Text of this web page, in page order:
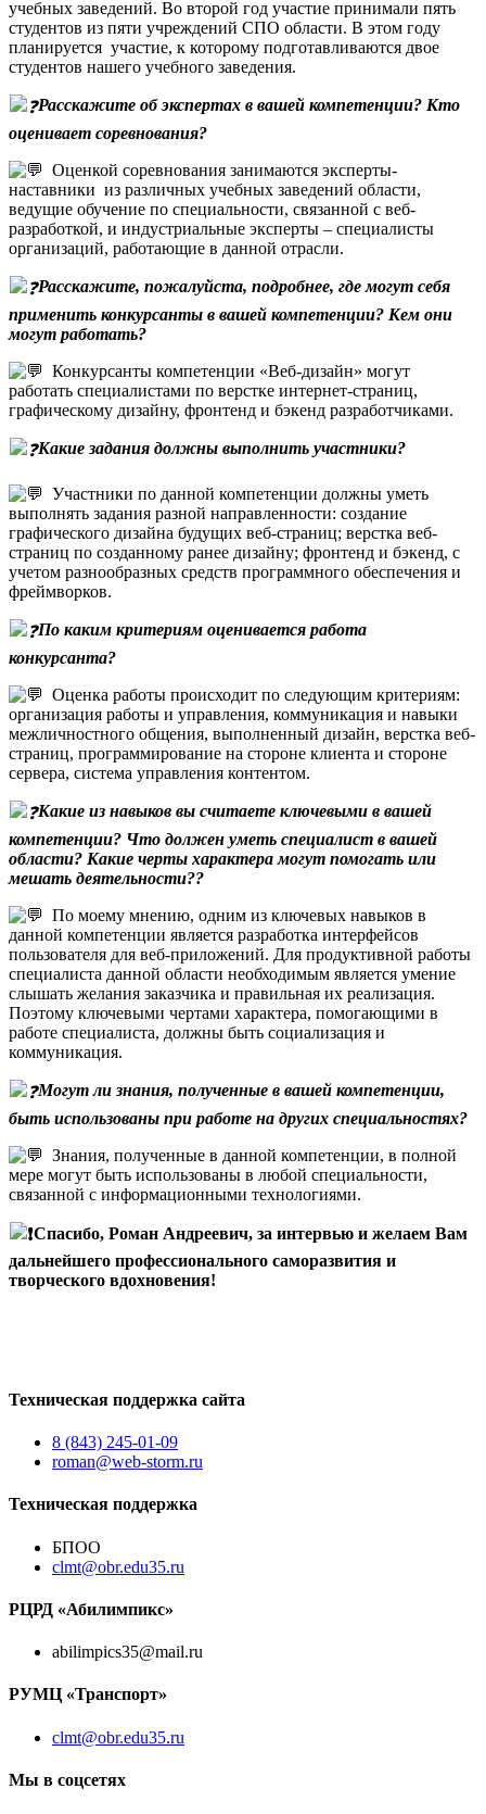
учебных заведений. Во второй год участие принимали пять
студентов из пяти учреждений СПО области. В этом году
планируется участие, к которому подготавливаются двое
студентов нашего учебного заведения.
Расскажите об экспертах в вашей компетенции? Кто
оценивает соревнования?
Оценкой соревнования занимаются эксперты-
наставники из различных учебных заведений области,
ведущие обучение по специальности, связанной с веб-
разработкой, и индустриальные эксперты – специалисты
организаций, работающие в данной отрасли.
Расскажите, пожалуйста, подробнее, где могут себя
применить конкурсанты в вашей компетенции? Кем они
могут работать?
Конкурсанты компетенции «Веб-дизайн» могут
работать специалистами по верстке интернет-страниц,
графическому дизайну, фронтенд и бэкенд разработчиками.
Какие задания должны выполнить участники?
Участники по данной компетенции должны уметь
выполнять задания разной направленности: создание
графического дизайна будущих веб-страниц; верстка веб-
страниц по созданному ранее дизайну; фронтенд и бэкенд, с
учетом разнообразных средств программного обеспечения и
фреймворков.
По каким критериям оценивается работа
конкурсанта?
Оценка работы происходит по следующим критериям:
организация работы и управления, коммуникация и навыки
межличностного общения, выполненный дизайн, верстка веб-
страниц, программирование на стороне клиента и стороне
сервера, система управления контентом.
Какие из навыков вы считаете ключевыми в вашей
компетенции? Что должен уметь специалист в вашей
области? Какие черты характера могут помогать или
мешать деятельности??
По моему мнению, одним из ключевых навыков в
данной компетенции является разработка интерфейсов
пользователя для веб-приложений. Для продуктивной работы
специалиста данной области необходимым является умение
слышать желания заказчика и правильная их реализация.
Поэтому ключевыми чертами характера, помогающими в
работе специалиста, должны быть социализация и
коммуникация.
Могут ли знания, полученные в вашей компетенции,
быть использованы при работе на других специальностях?
Знания, полученные в данной компетенции, в полной
мере могут быть использованы в любой специальности,
связанной с информационными технологиями.
Спасибо, Роман Андреевич, за интервью и желаем Вам
дальнейшего профессионального саморазвития и
творческого вдохновения!
Техническая поддержка сайта
8 (843) 245-01-09
roman@web-storm.ru
Техническая поддержка
БПОО
clmt@obr.edu35.ru
РЦРД «Абилимпикс»
abilimpics35@mail.ru
РУМЦ «Транспорт»
clmt@obr.edu35.ru
Мы в соцсетях